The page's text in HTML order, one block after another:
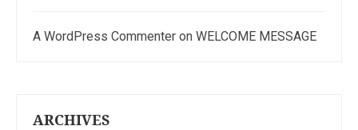
A WordPress Commenter on WELCOME MESSAGE
ARCHIVES